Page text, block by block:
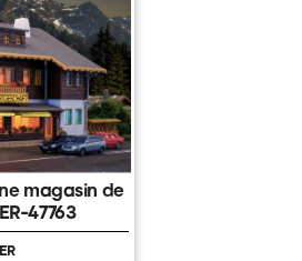
magasin de
47763